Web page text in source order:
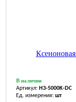
В наличии
Артикул: H3-5000K-DC
Ед. измерения: шт